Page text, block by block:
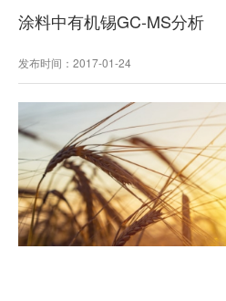
涂料中有机锡GC-MS分析
发布时间：2017-01-24